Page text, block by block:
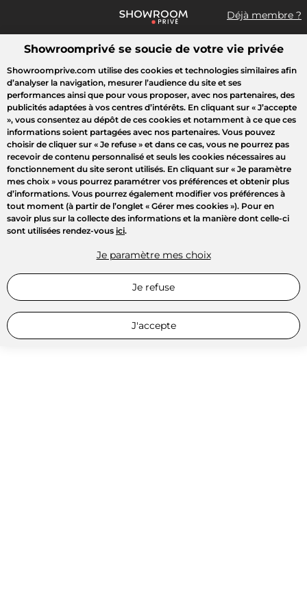
Déjà membre ?
Que recherchez-vous ?
Toutes les ventes Mode Sport Voyages Enfant
Showroomprivé se soucie de votre vie privée
Showroomprive.com utilise des cookies et technologies similaires afin
d’analyser la navigation, mesurer l’audience du site et ses
performances ainsi que pour vous proposer, avec nos partenaires, des
publicités adaptées à vos centres d’intérêts. En cliquant sur « J’accepte
», vous consentez au dépôt de ces cookies et notamment à ce que ces
informations soient partagées avec nos partenaires. Vous pouvez
choisir de cliquer sur « Je refuse » et dans ce cas, vous ne pourrez pas
recevoir de contenu personnalisé et seuls les cookies nécessaires au
fonctionnement du site seront utilisés. En cliquant sur « Je paramètre
mes choix » vous pourrez paramétrer vos préférences et obtenir plus
d’informations. Vous pourrez également modifier vos préférences à
tout moment (à partir de l’onglet « Gérer mes cookies »). Pour en
savoir plus sur la collecte des informations et la manière dont celle-ci
sont utilisées rendez-vous ici.
Je paramètre mes choix
Je refuse
J'accepte